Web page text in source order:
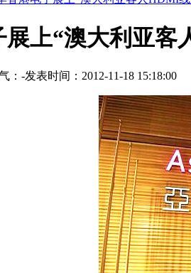
展上“澳大利亚
： -发表时间：2012-11-18 15:18:00